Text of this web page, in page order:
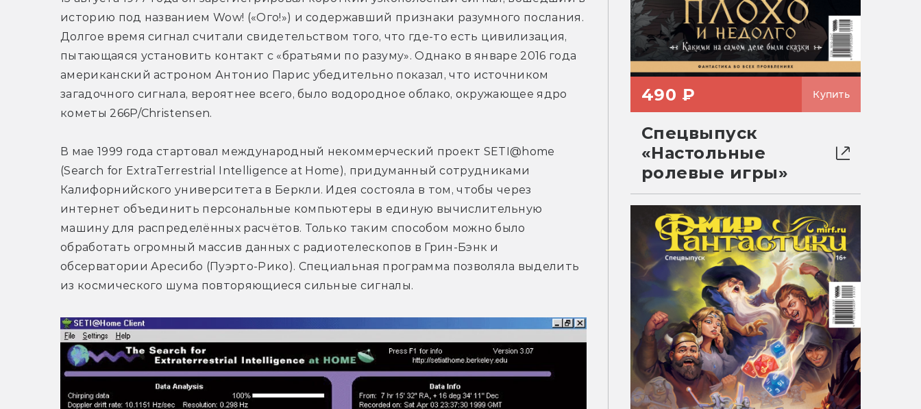
историю под названием Wow! («Ого!») и содержавший признаки разумного послания.
Долгое время сигнал считали свидетельством того, что где-то есть цивилизация,
пытающаяся установить контакт с «братьями по разуму». Однако в январе 2016 года
американский астроном Антонио Парис убедительно показал, что источником
загадочного сигнала, вероятнее всего, было водородное облако, окружающее ядро
кометы 266P/Christensen.
В мае 1999 года стартовал международный некоммерческий проект SETI@home
(Search for ExtraTerrestrial Intelligence at Home), придуманный сотрудниками
Калифорнийского университета в Беркли. Идея состояла в том, чтобы через
интернет объединить персональные компьютеры в единую вычислительную
машину для распределённых расчётов. Только таким способом можно было
обработать огромный массив данных с радиотелескопов в Грин-Бэнк и
обсерватории Аресибо (Пуэрто-Рико). Специальная программа позволяла выделить
из космического шума повторяющиеся сильные сигналы.
490 ₽ Купить
Спецвыпуск
«Настольные
ролевые игры»